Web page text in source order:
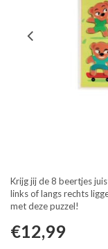
Krijg jij de 8 beertjes
links of langs rechts
met deze puzzel!
€12,99